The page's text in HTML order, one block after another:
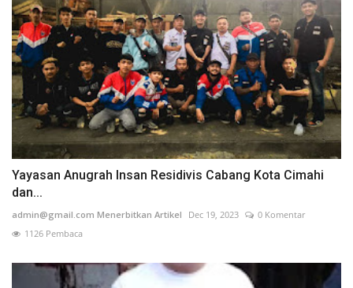
Yayasan Anugrah Insan Residivis Cabang Kota Cimahi
dan...
admin@gmail.com Menerbitkan Artikel Dec 19, 2023
0 Komentar
1126 Pembaca